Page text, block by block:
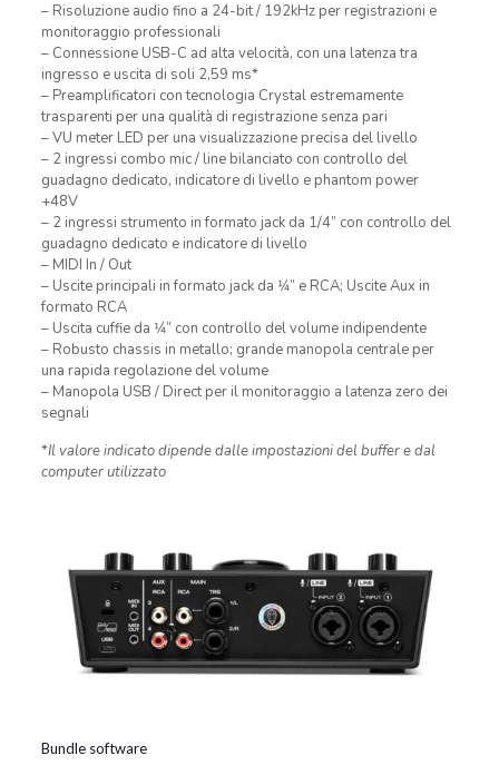
– Risoluzione audio fino a 24-bit / 192kHz per registrazioni e
monitoraggio professionali
– Connessione USB-C ad alta velocità, con una latenza tra
ingresso e uscita di soli 2,59 ms*
– Preamplificatori con tecnologia Crystal estremamente
trasparenti per una qualità di registrazione senza pari
– VU meter LED per una visualizzazione precisa del livello
– 2 ingressi combo mic / line bilanciato con controllo del
guadagno dedicato, indicatore di livello e phantom power
+48V
– 2 ingressi strumento in formato jack da 1/4” con controllo del
guadagno dedicato e indicatore di livello
– MIDI In / Out
– Uscite principali in formato jack da 1⁄4” e RCA; Uscite Aux in
formato RCA
– Uscita cuffie da 1⁄4” con controllo del volume indipendente
– Robusto chassis in metallo; grande manopola centrale per
una rapida regolazione del volume
– Manopola USB / Direct per il monitoraggio a latenza zero dei
segnali
*Il valore indicato dipende dalle impostazioni del buffer e dal
computer utilizzato
Bundle software